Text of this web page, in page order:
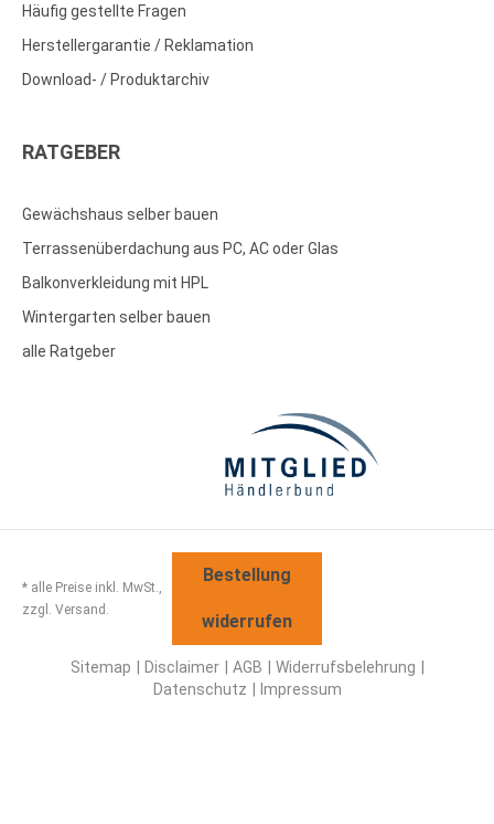
Häufig gestellte Fragen
Herstellergarantie / Reklamation
Download- / Produktarchiv
RATGEBER
Gewächshaus selber bauen
Terrassenüberdachung aus PC, AC oder Glas
Balkonverkleidung mit HPL
Wintergarten selber bauen
alle Ratgeber
* alle Preise inkl. MwSt.,
zzgl. Versand.
Bestellung
widerrufen
Sitemap Disclaimer AGB
Widerrufsbelehrung
Datenschutz
Impressum